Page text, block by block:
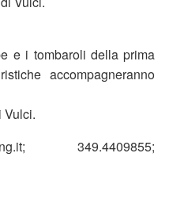
e i tombaroli della prima
accompagneranno
Vulci.
349.4409855;